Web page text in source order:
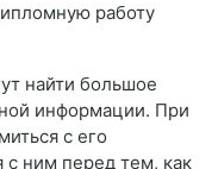
работу
найти большое
информации. При
с его
с ним перед тем, как